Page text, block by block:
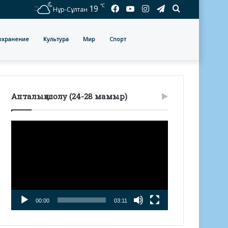
Іздеу
Telegram
Instagram
YouTube
Facebook
Нұр-Сұлтан 19 ℃
Культура Мир Спорт
Апталық шолу (24-28 мамыр)
00:00 03:11